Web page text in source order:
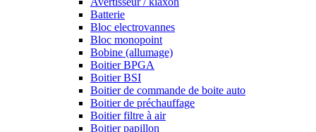
Batterie
Bloc electrovannes
Bloc monopoint
Bobine (allumage)
Boitier BPGA
Boitier BSI
Boitier de commande de boite auto
Boitier de préchauffage
Boitier filtre à air
Boitier papillon